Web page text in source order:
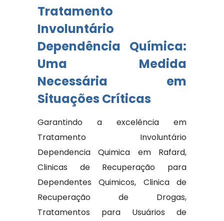
Tratamento
Involuntário
Dependência Química:
Uma Medida
Necessária em
Situações Críticas
Garantindo a excelência em
Tratamento Involuntário
Dependencia Quimica em Rafard,
Clinicas de Recuperação para
Dependentes Quimicos, Clinica de
Recuperação de Drogas,
Tratamentos para Usuários de